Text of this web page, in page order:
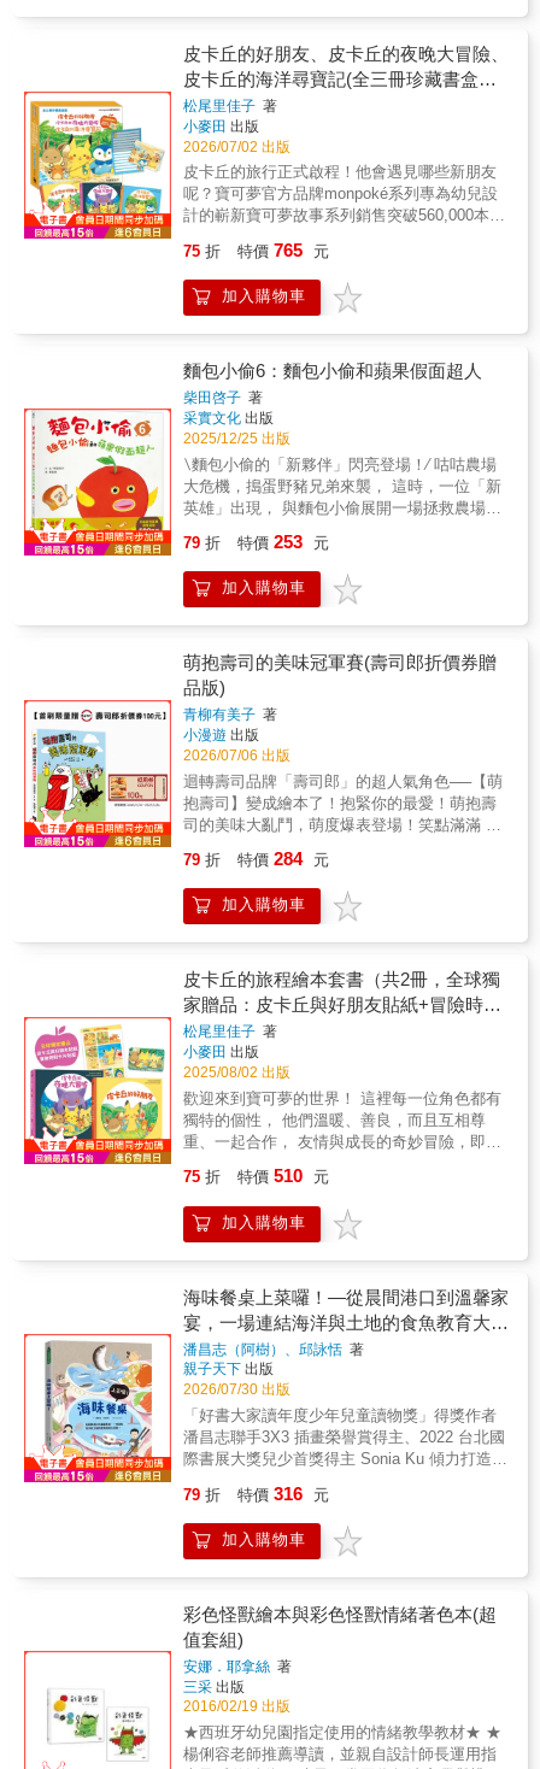
能順利找到嗎？和朋友一起展開的冒險之旅，
又會發生什麼事呢？寶可夢們發揮各自的本
領，齊心合作，克服困難。尋寶大冒險，出發
囉！=本書特色=1.寶可夢公司與品質嚴謹的百
年出版社小學館合作，打造適合幼兒的皮卡丘
故事。2.人氣繪本作家松尾里佳子，以紅紅的
臉頰、暈染的輪廓線，手繪媒材的溫度，畫出
與平常不一樣的皮卡丘。3.皮卡丘與朋友們一
起尋找寶藏的故事，帶領孩子學習如何與他人
「分工合作」，以及理解他人感受，展現同理
=《皮卡丘的好朋友》黃色的耳朵左右搖動──
皮卡丘搭著小船旅行，在這片大海上，尋找最
適合自己的地方吧！伊布、咚咚鼠、魔尼尼、
玩耍，充滿驚喜的快樂冒險！《皮卡丘的夜晚
大冒險》踏進神祕的森林，遇見謎擬Q、耿鬼，
還有更多寶可夢正悄悄現身……黑暗中藏著驚
喜，也藏著挑戰，有夥伴就不怕！《寶可夢之
島》日本繪本賞、德國白烏鴉獎得主《上學快
來不及了！》作者「小木屋工坊」獻給孩子，
以及所有曾是孩子的大人充滿衝擊力，將童年
皮卡丘的好朋友、皮卡丘的夜晚大冒險、
皮卡丘的海洋尋寶記(全三冊珍藏書盒版
全球獨家贈品：暖心留言小卡）
松尾里佳子 著
小麥田 出版
2026/07/02 出版
皮卡丘的旅行正式啟程！他會遇見哪些新朋友
呢？寶可夢官方品牌monpoké系列專為幼兒設
計的嶄新寶可夢故事系列銷售突破560,000本！
暖心留言小卡（10 x 15cm）=本書特色=1.寶可
夢公司與品質嚴謹的百年出版社小學館合作，
打造適合幼兒的皮卡丘故事。2.人氣繪本作家
丘。附注音，適合3歲以上。=內容簡介=《皮卡
丘的好朋友》（附贈皮卡丘與好朋友貼紙）黃
色的耳朵左右搖動──皮卡丘搭著小船旅行，在
這片大海上，尋找最適合自己的地方吧！伊
布、咚咚鼠、魔尼尼、圖圖犬、樂天河童也都
來了，一起出發，一起玩耍，充滿驚喜的快樂
冒險！《皮卡丘的夜晚大冒險》（附贈冒險時
刻卡片貼紙）踏進神祕的森林，遇見謎擬Q、耿
鬼，還有更多寶可夢正悄悄現身……黑暗中藏
丘的海洋尋寶記》（附贈皮卡丘出發探險造型
明信片）皮卡丘、伊布、咚咚鼠與新朋友發現
了一張神祕的藏寶圖，決定前往森林、海岸洞
窟、沙灘尋找寶藏。他們能順利找到嗎？和朋
友一起展開的冒險之旅，又會發生什麼事呢？
75 折 特價 765 元
加入購物車
麵包小偷6：麵包小偷和蘋果假面超人
柴田啓子 著
采實文化 出版
2025/12/25 出版
∖麵包小偷的「新夥伴」閃亮登場！∕ 咕咕農場
大危機，搗蛋野豬兄弟來襲， 這時，一位「新
英雄」出現， 與麵包小偷展開一場拯救農場大
吧！ ★★超人氣繪本《麵包小偷》驚喜第６
彈！★★ ★日本銷售累積突破500萬冊！ ★令
人意外的劇情發展，讓孩子在從趣味故事中完
七八糟，負責看守的小雞也失蹤了！ 正當他準
備追捕破壞農場的野豬兄弟時， 一位全新的英
雄──「蘋果假面超人」閃亮登場！ 麵包小偷與
蘋果假面超人能一起成功守護農場嗎？ ★一起
動動聰明的小腦袋，發掘小小身體裡的大大能
們運用智慧、合作和勇氣，成功解決了問題！
鼓勵孩子不一定要吵架或比力氣才能化解困
難， 一起動動腦，同理對方並團結合作， 就是
最厲害的超能力！ 【讀者好評推薦】 ★「蘋果
書店店員 ★「雖然已經是大人了，但生平第一
次幫自己買繪本，每天都覺得很療癒。」──20
歲女性 ★「從0歲開始就講故事給寶寶聽，結
包！」──1歲小男生的媽媽 【適讀年齡】 文字
附注音 ▲3~6歲親子共讀；6歲以上自己閱讀。
▲適合親子共讀，也適合孩子自己讀。
79 折 特價 253 元
加入購物車
萌抱壽司的美味冠軍賽(壽司郎折價券贈
品版)
青柳有美子 著
小漫遊 出版
2026/07/06 出版
迴轉壽司品牌「壽司郎」的超人氣角色──【萌
抱壽司】變成繪本了！抱緊你的最愛！萌抱壽
司的美味大亂鬥，萌度爆表登場！笑點滿滿 ×
一笑，孩子看了笑到放不下手的趣味繪本！最
愛壽司、愛到捨不得放手的——萌抱壽司來
了！他們每天都緊緊抱著心愛的壽司餡料：跑
一美味？「各就各位——預備，跑！」比芥末
還刺激、比鮪魚還熱血的「美味冠軍賽」就此
展開！翻開這本書，看鮭魚卵貓熊像煙火一樣
彈跳、鮮蝦小萌兔跳出三段跳、玉子咕咕雞加
速、蟹味棒煎蛋小黑貓施展超神飄移、還有鮪
魚小萌獺用力大爆發！充滿笑聲與趣味的可愛
對決，等你一起來見證最終的冠軍！★什麼是
「萌抱壽司」？「萌抱壽司」是一群因為太喜
歡壽司郎（Sushiro）的新鮮壽司餡料，而把餡
料緊緊抱在一起的神祕小動物。據說他們躺著
味；走路時、奔跑時，也絕不會放開心愛的那
份餡料。★萌抱壽司人氣角色介紹- 鮭魚卵貓
熊：彈跳力驚人，每顆鮭魚卵都是他的活力來
前面！- 玉子咕咕雞：柔軟玉子燒化身最溫柔的
能量。- 蟹肉棒煎蛋小黑貓：帥氣又有個性，身
手靈活到大家都看不清！- 鮭魚小白熊：厚切鮭
魚抱緊緊，爆發力超乎想像！- 鮪魚小萌獺：天
性樂觀，呆萌樣子最迷人。◎有注音◎適讀年
齡：3~6歲親子共讀；7歲以上自行閱讀
79 折 特價 284 元
加入購物車
皮卡丘的旅程繪本套書（共2冊，全球獨
家贈品：皮卡丘與好朋友貼紙+冒險時刻
卡片貼紙）
松尾里佳子 著
小麥田 出版
2025/08/02 出版
歡迎來到寶可夢的世界！ 這裡每一位角色都有
獨特的個性， 他們溫暖、善良，而且互相尊
重、一起合作， 友情與成長的奇妙冒險，即將
monpok&eacute;」 專為幼兒設計的嶄新繪本
原創故事& 2冊同時珍藏 系列銷售突破480,000
本 全球獨家贈品#1 皮卡丘與好朋友貼紙
（8.5 x 5.4 cm，乙張） 珍藏與夥伴們一起勇
敢的那一刻！ =內容簡介= 繪本《皮卡丘的好
朋友》 皮卡丘的旅行正式啟程！ 黃色的耳朵左
右搖動──皮卡丘搭著小船，在海上旅行， 發現
了一座島！上去看看吧！ 在這裡，會遇見哪些
新朋友呢？ 伊布、咚咚鼠、魔尼尼、圖圖犬、
樂天河童也都來了， 一起出發，一起玩耍，充
滿驚喜的快樂冒險！ 繪本《皮卡丘的夜晚大冒
險》 出發！與皮卡丘一起變勇敢！ 窗外傳來一
陣騷動，神祕的客人突然來訪！ 皮卡丘、伊布
森林，什麼都看不見...... 謎擬Q、耿鬼，還有
更多寶可夢正悄悄現身&hellip;&hellip; 黑暗中
藏著驚喜，也藏著挑戰，有夥伴就不怕！ =套
出版社小學館合作，打造適合幼兒的皮卡丘故
事。 2.&& &人氣繪本作家松尾里佳子，以紅紅
的臉頰、暈染的輪廓線，手繪媒材的溫度，畫
出與平常不一樣的皮卡丘。 3.&& &獨自搭船在
海上探索的皮卡丘，尋找著「適合自己的地
方」；膽小怕黑的咚咚鼠，與夥伴一起鼓起勇
氣；內向的謎擬Q和喜歡惡作劇的耿鬼，其實都
75 折 特價 510 元
加入購物車
海味餐桌上菜囉！—從晨間港口到溫馨家
宴，一場連結海洋與土地的食魚教育大冒
險！
潘昌志（阿樹）、邱詠恬 著
親子天下 出版
2026/07/30 出版
「好書大家讀年度少年兒童讀物獎」得獎作者
潘昌志聯手3X3 插畫榮譽賞得主、2022 台北國
際書展大獎兒少首獎得主 Sonia Ku 傾力打造！
碼？ 讓每一道海味，帶你認識臺灣豐富的海洋
寶藏。「開動了！今天桌上有什麼好料？是香
氣四溢的煎虱目魚，還是暖胃的西魯肉？」當
村文化的「實境探索門票」。身為四面環海的
島嶼，臺灣的餐桌少不了鮮甜海味。而在每一
道料理背後，都藏著大自然的節奏、代代相傳
的料理智慧，以及守護海洋的心意。出發吧！
跟著一家四口回到漁村，展開一場熱鬧的慶生
之旅……為了幫阿嬤過生日，全家人回到了充
滿鹹鹹海風的小漁村。跟著曾是漁夫與海女的
阿公阿嬤走進清晨的魚市場，你會看見四季海
79 折 特價 316 元
加入購物車
彩色怪獸繪本與彩色怪獸情緒著色本(超
值套組)
安娜．耶拿絲 著
三采 出版
2016/02/19 出版
★西班牙幼兒園指定使用的情緒教學教材★ ★
楊俐容老師推薦導讀，並親自設計師長運用指